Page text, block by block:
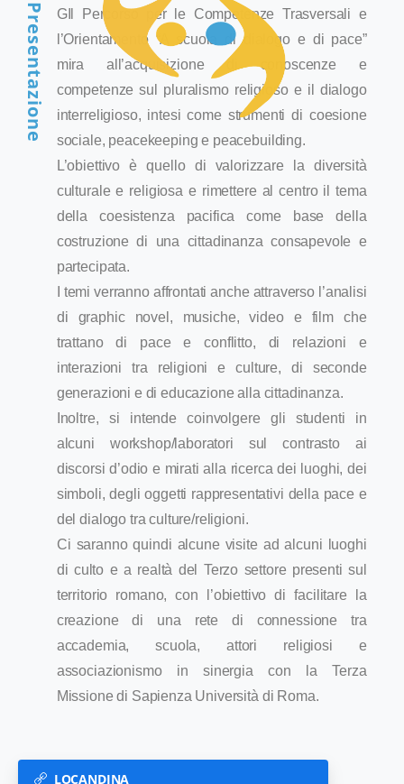
Presentazione
GIl Percorso per le Competenze Trasversali e
l’Orientamento “A scuola di dialogo e di pace”
mira all’acquisizione di conoscenze e
competenze sul pluralismo religioso e il dialogo
interreligioso, intesi come strumenti di coesione
sociale, peacekeeping e peacebuilding.
L’obiettivo è quello di valorizzare la diversità
culturale e religiosa e rimettere al centro il tema
della coesistenza pacifica come base della
costruzione di una cittadinanza consapevole e
partecipata.
I temi verranno affrontati anche attraverso l’analisi
di graphic novel, musiche, video e film che
trattano di pace e conflitto, di relazioni e
interazioni tra religioni e culture, di seconde
generazioni e di educazione alla cittadinanza.
Inoltre, si intende coinvolgere gli studenti in
alcuni workshop/laboratori sul contrasto ai
discorsi d’odio e mirati alla ricerca dei luoghi, dei
simboli, degli oggetti rappresentativi della pace e
del dialogo tra culture/religioni.
Ci saranno quindi alcune visite ad alcuni luoghi
di culto e a realtà del Terzo settore presenti sul
territorio romano, con l’obiettivo di facilitare la
creazione di una rete di connessione tra
accademia, scuola, attori religiosi e
associazionismo in sinergia con la Terza
Missione di Sapienza Università di Roma.
LOCANDINA
CENTRO FIDR
PROGETTI
WORKSHOP